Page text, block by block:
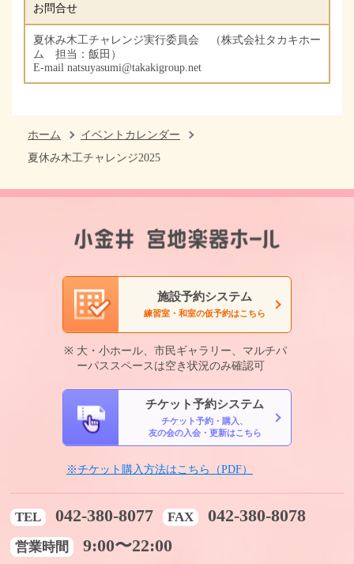
お問合せ
夏休み木工チャレンジ実行委員会 （株式会社タカキホー
ム 担当：飯田）
E-mail natsuyasumi@takakigroup.net
ホーム
イベントカレンダー
夏休み木工チャレンジ2025
施設予約システム
練習室・和室の仮予約はこちら
大・小ホール、市民ギャラリー、マルチパ
ーパススペースは空き状況のみ確認可
チケット予約システム
チケット予約・購入、
友の会の入会・更新はこちら
※チケット購入方法はこちら（PDF）
TEL 042-380-8077 FAX 042-380-8078
営業時間 9:00〜22:00